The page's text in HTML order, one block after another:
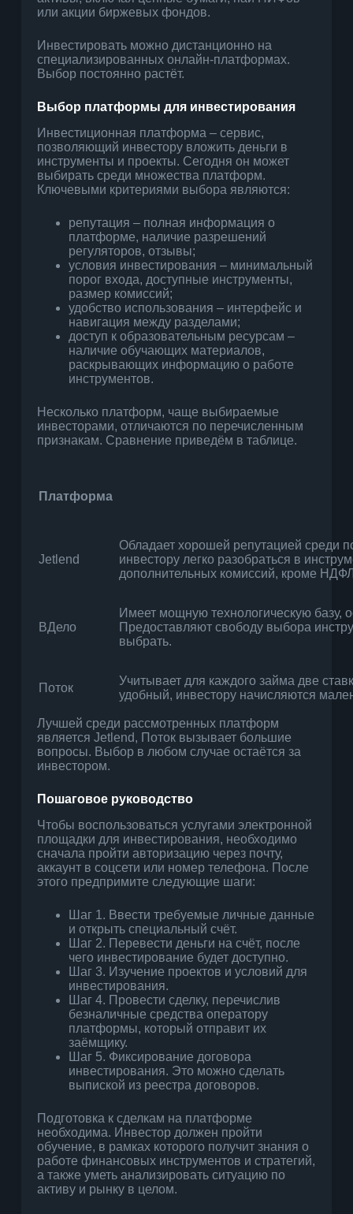
или акции биржевых фондов.
Инвестировать можно дистанционно на
специализированных онлайн-платформах.
Выбор постоянно растёт.
Выбор платформы для инвестирования
Инвестиционная платформа – сервис,
позволяющий инвестору вложить деньги в
инструменты и проекты. Сегодня он может
выбирать среди множества платформ.
Ключевыми критериями выбора являются:
репутация – полная информация о
платформе, наличие разрешений
регуляторов, отзывы;
условия инвестирования – минимальный
порог входа, доступные инструменты,
размер комиссий;
удобство использования – интерфейс и
навигация между разделами;
доступ к образовательным ресурсам –
наличие обучающих материалов,
раскрывающих информацию о работе
инструментов.
Несколько платформ, чаще выбираемые
инвесторами, отличаются по перечисленным
признакам. Сравнение приведём в таблице.
Платформа
Jetlend
Обладает хорошей репутацией среди
инвестору легко разобраться в
дополнительных комиссий, кроме
ВДело
Имеет мощную технологическую базу,
Предоставляют свободу выбора
выбрать.
Поток
Учитывает для каждого займа две
удобный, инвестору начисляются
Лучшей среди рассмотренных платформ
является Jetlend, Поток вызывает большие
вопросы. Выбор в любом случае остаётся за
инвестором.
Пошаговое руководство
Чтобы воспользоваться услугами электронной
площадки для инвестирования, необходимо
сначала пройти авторизацию через почту,
аккаунт в соцсети или номер телефона. После
этого предпримите следующие шаги:
Шаг 1. Ввести требуемые личные данные
и открыть специальный счёт.
Шаг 2. Перевести деньги на счёт, после
чего инвестирование будет доступно.
Шаг 3. Изучение проектов и условий для
инвестирования.
Шаг 4. Провести сделку, перечислив
безналичные средства оператору
платформы, который отправит их
заёмщику.
Шаг 5. Фиксирование договора
инвестирования. Это можно сделать
выпиской из реестра договоров.
Подготовка к сделкам на платформе
необходима. Инвестор должен пройти
обучение, в рамках которого получит знания о
работе финансовых инструментов и стратегий,
а также уметь анализировать ситуацию по
активу и рынку в целом.